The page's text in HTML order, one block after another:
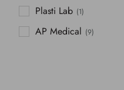
Plasti Lab (1)
AP Medical (9)